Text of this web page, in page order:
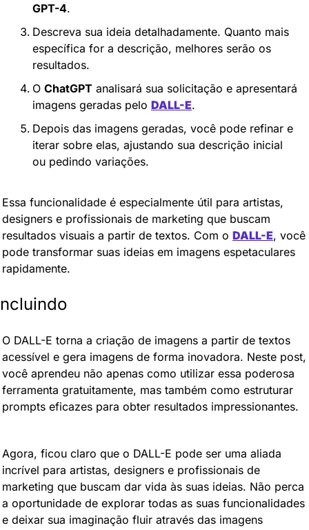
GPT-4.
Descreva sua ideia detalhadamente. Quanto mais
específica for a descrição, melhores serão os
resultados.
O ChatGPT analisará sua solicitação e apresentará
imagens geradas pelo DALL-E.
Depois das imagens geradas, você pode refinar e
iterar sobre elas, ajustando sua descrição inicial
ou pedindo variações.
Essa funcionalidade é especialmente útil para artistas,
designers e profissionais de marketing que buscam
resultados visuais a partir de textos. Com o DALL-E, você
pode transformar suas ideias em imagens espetaculares
rapidamente.
O DALL-E torna a criação de imagens a partir de textos
acessível e gera imagens de forma inovadora. Neste post,
você aprendeu não apenas como utilizar essa poderosa
ferramenta gratuitamente, mas também como estruturar
prompts eficazes para obter resultados impressionantes.
Agora, ficou claro que o DALL-E pode ser uma aliada
incrível para artistas, designers e profissionais de
marketing que buscam dar vida às suas ideias. Não perca
a oportunidade de explorar todas as suas funcionalidades
e deixar sua imaginação fluir através das imagens